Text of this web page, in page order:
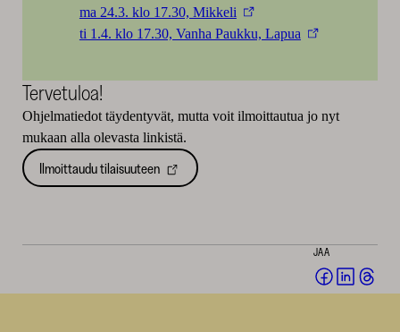
ma 24.3. klo 17.30, Mikkeli
ti 1.4. klo 17.30, Vanha Paukku, Lapua
Tervetuloa!
Ohjelmatiedot täydentyvät, mutta voit ilmoittautua jo nyt
mukaan alla olevasta linkistä.
Ilmoittaudu tilaisuuteen
JAA
Jaa Jaa